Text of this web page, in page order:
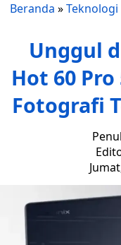
Beranda »Teknologi
Unggul
Hot 60
Fotografi